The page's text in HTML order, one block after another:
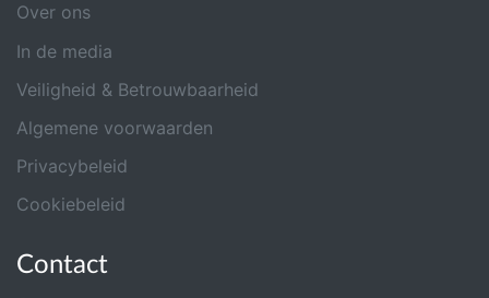
Over ons
In de media
Veiligheid & Betrouwbaarheid
Algemene voorwaarden
Privacybeleid
Cookiebeleid
Contact